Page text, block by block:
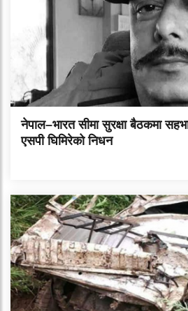
नेपाल–भारत सीमा सुरक्षा बैठकमा
एसपी घिमिरेको निधन